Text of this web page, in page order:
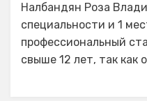
Налбандян Роза
специальности и 1
профессиональный
свыше 12 лет, так как